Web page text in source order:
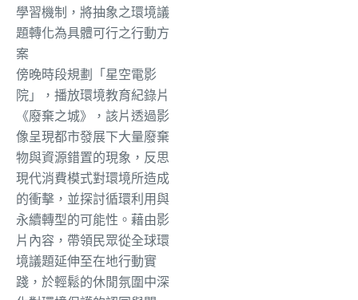
學習機制，將抽象之環境議
題轉化為具體可行之行動方
案
傍晚時段規劃「星空電影
院」，播放環境教育紀錄片
《廢棄之城》，該片透過影
像呈現都市發展下大量廢棄
物與資源錯置的現象，反思
現代消費模式對環境所造成
的衝擊，並探討循環利用與
永續轉型的可能性。藉由影
片內容，帶領民眾從全球環
境議題延伸至在地行動實
踐，於輕鬆的休閒氛圍中深